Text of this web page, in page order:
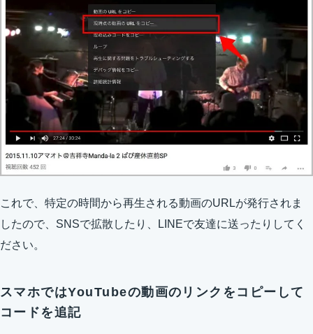
これで、特定の時間から再生される動画のURLが発行されま
したので、SNSで拡散したり、LINEで友達に送ったりしてく
ださい。
スマホではYouTubeの動画のリンクをコピーして
コードを追記